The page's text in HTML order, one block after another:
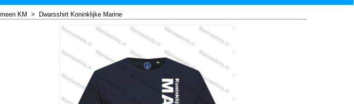
KM > Dwarsshirt Koninklijke Marine